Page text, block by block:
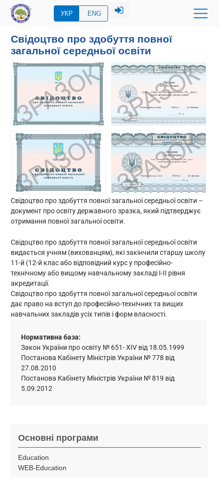
УКР ENG
Свідоцтво про здобуття повної
загальної середньої освіти
Свідоцтво про здобуття повної загальної середньої освіти –
документ про освіту державного зразка, який підтверджує
отримання повної загальної освіти.
Свідоцтво про здобуття повної загальної середньої освіти
видається учням (вихованцям), які закінчили старшу школу
11-й (12-й клас або відповідний курс у професійно-
технічному або вищому навчальному закладі I-II рівня
акредитації.
Свідоцтво про здобуття повної загальної середньої освіти
дає право на вступ до професійно-технічних та вищих
навчальних закладів усіх типів і форм власності.
Нормативна база:
Закон України про освіту № 651- XIV від 18.05.1999
Постанова Кабінету Міністрів України № 778 від
27.08.2010
Постанова Кабінету Міністрів України № 819 від
5.09.2012
Основні програми
Education
WEB-Education